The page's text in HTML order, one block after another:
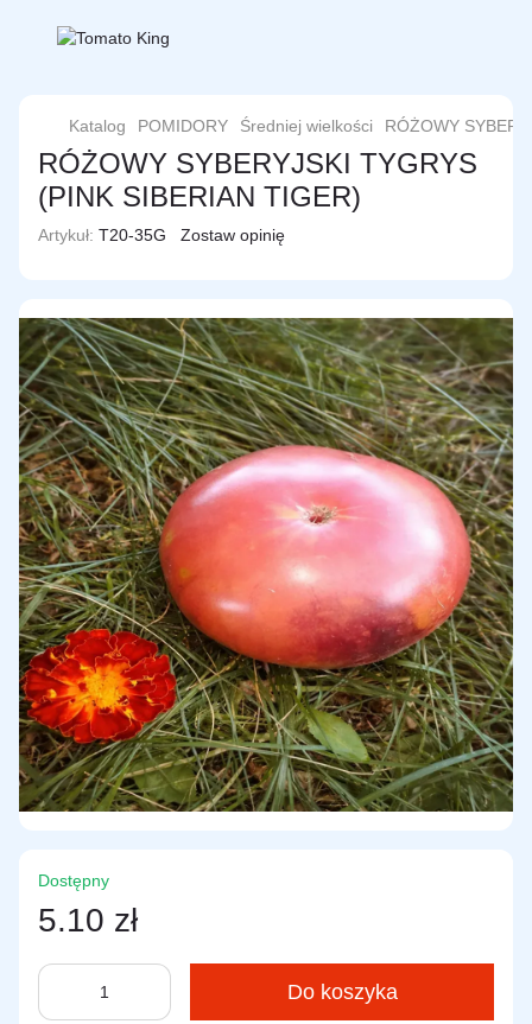
Katalog POMIDORY Średniej wielkości RÓŻOWY
RÓŻOWY SYBERYJSKI TYGRYS
(PINK SIBERIAN TIGER)
Artykuł: T20-35G Zostaw opinię
Dostępny
5.10 zł
Do koszyka